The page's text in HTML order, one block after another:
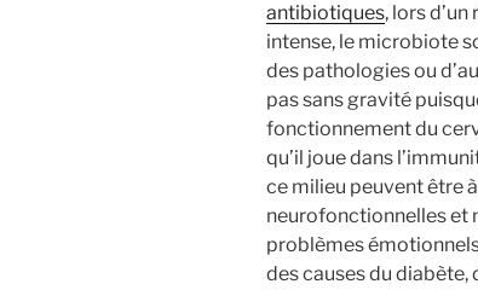
antibiotiques, lors
intense, le microbiote
des pathologies ou
pas sans gravité
fonctionnement du
qu’il joue dans
ce milieu peuvent être
neurofonctionnelles et
problèmes
des causes du diabète,